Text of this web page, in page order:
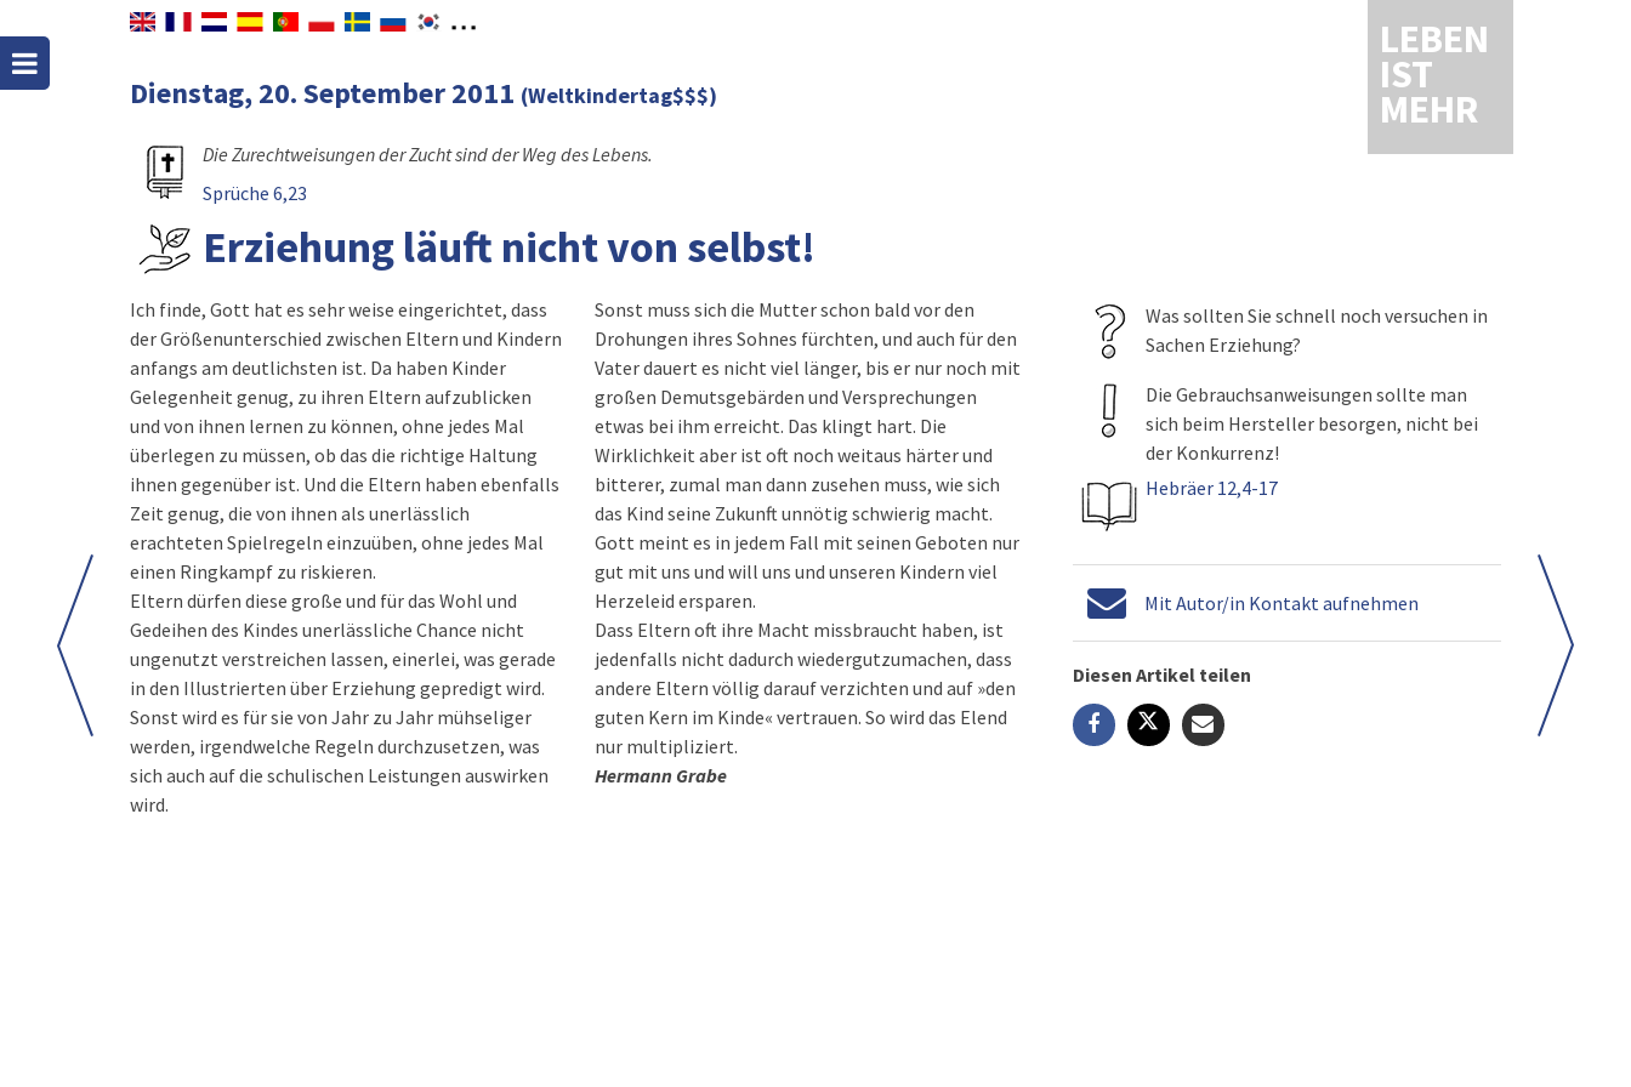
LEBEN
IST
MEHR
Dienstag, 20. September 2011 (Weltkindertag$$$)
Die Zurechtweisungen der Zucht sind der Weg des Lebens.
Sprüche 6,23
Erziehung läuft nicht von selbst!
Ich finde, Gott hat es sehr weise eingerichtet, dass
der Größenunterschied zwischen Eltern und Kindern
anfangs am deutlichsten ist. Da haben Kinder
Gelegenheit genug, zu ihren Eltern aufzublicken
und von ihnen lernen zu können, ohne jedes Mal
überlegen zu müssen, ob das die richtige Haltung
ihnen gegenüber ist. Und die Eltern haben ebenfalls
Zeit genug, die von ihnen als unerlässlich
erachteten Spielregeln einzuüben, ohne jedes Mal
einen Ringkampf zu riskieren.
Eltern dürfen diese große und für das Wohl und
Gedeihen des Kindes unerlässliche Chance nicht
ungenutzt verstreichen lassen, einerlei, was gerade
in den Illustrierten über Erziehung gepredigt wird.
Sonst wird es für sie von Jahr zu Jahr mühseliger
werden, irgendwelche Regeln durchzusetzen, was
sich auch auf die schulischen Leistungen auswirken
wird.
Sonst muss sich die Mutter schon bald vor den
Drohungen ihres Sohnes fürchten, und auch für den
Vater dauert es nicht viel länger, bis er nur noch mit
großen Demutsgebärden und Versprechungen
etwas bei ihm erreicht. Das klingt hart. Die
Wirklichkeit aber ist oft noch weitaus härter und
bitterer, zumal man dann zusehen muss, wie sich
das Kind seine Zukunft unnötig schwierig macht.
Gott meint es in jedem Fall mit seinen Geboten nur
gut mit uns und will uns und unseren Kindern viel
Herzeleid ersparen.
Dass Eltern oft ihre Macht missbraucht haben, ist
jedenfalls nicht dadurch wiedergutzumachen, dass
andere Eltern völlig darauf verzichten und auf »den
guten Kern im Kinde« vertrauen. So wird das Elend
nur multipliziert.
Hermann Grabe
Was sollten Sie schnell noch versuchen in
Sachen Erziehung?
Die Gebrauchsanweisungen sollte man
sich beim Hersteller besorgen, nicht bei
der Konkurrenz!
Hebräer 12,4-17
Mit Autor/in Kontakt aufnehmen
Diesen Artikel teilen